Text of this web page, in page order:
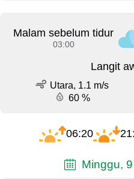
Malam sebelum tidur
03:00
Langit
Utara, 1.1 m/s
60 %
06:20
Minggu,